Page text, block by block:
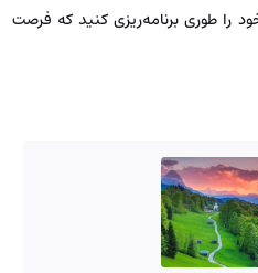
خود را طوری برنامه‌ریزی کنید که فرصت